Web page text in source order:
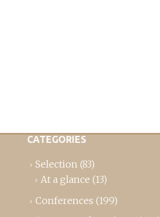
CATEGORIES
Selection (83)
At a glance (13)
Conferences (199)